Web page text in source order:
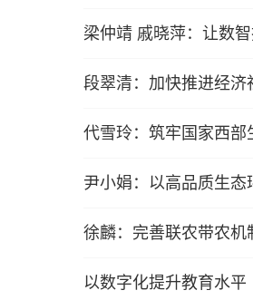
梁仲靖 戚晓萍：让数
段翠清：加快推进经济
代雪玲：筑牢国家西部
尹小娟：以高品质生态
徐麟：完善联农带农机
以数字化提升教育水平